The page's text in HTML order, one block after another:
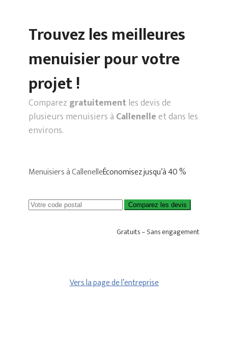
Trouvez les meilleures
menuisier pour votre
projet !
Comparez gratuitementles devis de
plusieurs menuisiers à Callenelleet dans les
environs.
Menuisiers à CallenelleÉconomisez jusqu’à 40 %
Comparez les devis
Gratuits – Sans engagement
Vers la page de l’entreprise